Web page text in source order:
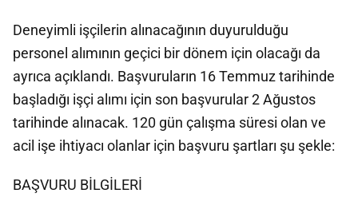
Deneyimli işçilerin alınacağının duyurulduğu
personel alımının geçici bir dönem için olacağı da
ayrıca açıklandı. Başvuruların 16 Temmuz tarihinde
başladığı işçi alımı için son başvurular 2 Ağustos
tarihinde alınacak. 120 gün çalışma süresi olan ve
acil işe ihtiyacı olanlar için başvuru şartları şu şekle:
BAŞVURU BİLGİLERİ